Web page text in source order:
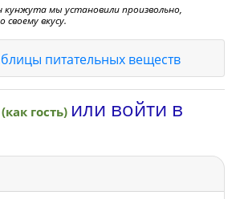
кунжута мы установили произвольно,
своему вкусу.
питательных веществ
гость) или войти в